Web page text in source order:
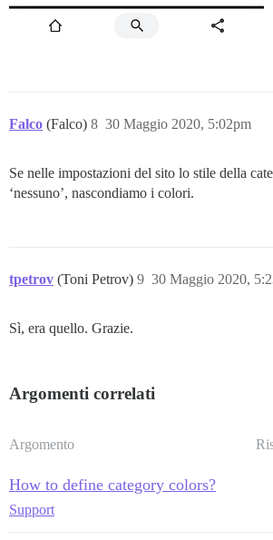
Falco (Falco) 30 Maggio 2020, 5:02pm
8
Se nelle impostazioni del sito lo stile della
‘nessuno’, nascondiamo i colori.
tpetrov (Toni Petrov) 30 Maggio 2020,
9
Sì, era quello. Grazie.
Argomenti correlati
Argomento
How to define category colors?
Support